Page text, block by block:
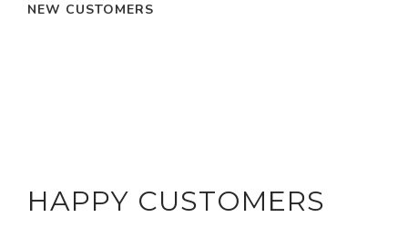
NEW CUSTOMERS
HAPPY CUSTOMERS